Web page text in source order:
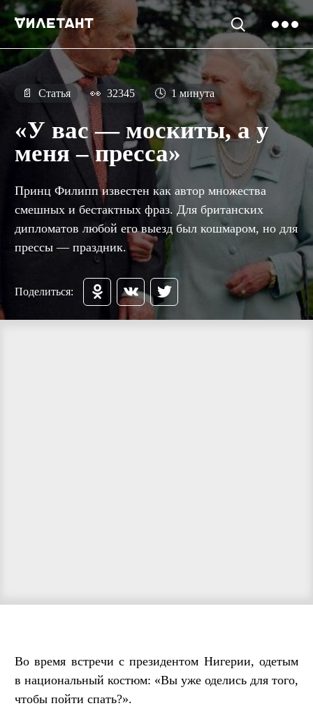
📄 Статья 👀 32345 🕓 1 минута
«У вас — москиты, а у
меня – пресса»
Принц Филипп известен как автор множества
смешных и бестактных фраз. Для британских
дипломатов любой его выезд был кошмаром, но для
прессы — праздник.
Поделиться:
Во время встречи с президентом Нигерии, одетым
в национальный костюм: «Вы уже оделись для того,
чтобы пойти спать?».